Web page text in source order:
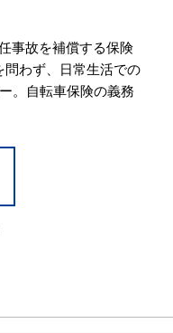
事故を補償する保険
問わず、日常生活での
。自転車保険の義務